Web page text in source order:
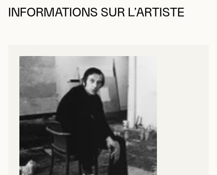
INFORMATIONS SUR L’ARTISTE